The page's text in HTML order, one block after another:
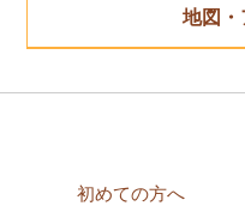
地図・
初めての方へ